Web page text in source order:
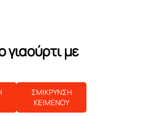
γιαούρτι με
ΣΜΙΚΡΥΝΣΗ
ΚΕΙΜΕΝΟΥ